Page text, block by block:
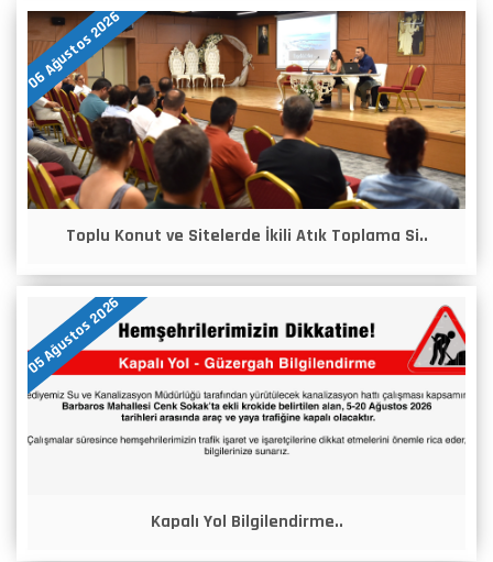
06 Ağustos 2026
Toplu Konut ve Sitelerde İkili Atık Toplama Si..
05 Ağustos 2026
Kapalı Yol Bilgilendirme..